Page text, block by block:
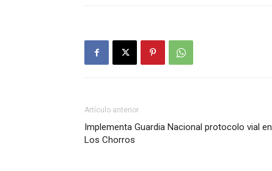
Artículo anterior
Implementa Guardia Nacional protocolo vial en
Los Chorros